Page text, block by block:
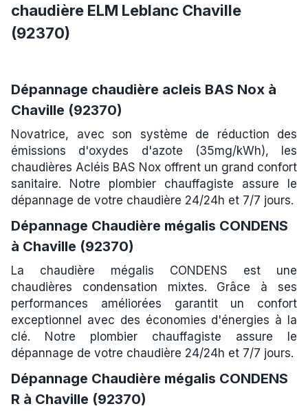
chaudière ELM Leblanc Chaville
(92370)
Dépannage chaudière acleis BAS Nox à
Chaville (92370)
Novatrice, avec son système de réduction des
émissions d'oxydes d'azote (35mg/kWh), les
chaudières Acléis BAS Nox offrent un grand confort
sanitaire. Notre plombier chauffagiste assure le
dépannage de votre chaudière 24/24h et 7/7 jours.
Dépannage Chaudière mégalis CONDENS
à Chaville (92370)
La chaudière mégalis CONDENS est une
chaudières condensation mixtes. Grâce à ses
performances améliorées garantit un confort
exceptionnel avec des économies d'énergies à la
clé. Notre plombier chauffagiste assure le
dépannage de votre chaudière 24/24h et 7/7 jours.
Dépannage Chaudière mégalis CONDENS
R à Chaville (92370)